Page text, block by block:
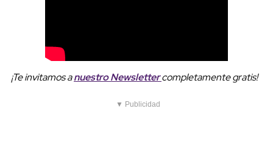
¡Te invitamos anuestro Newslettercompletamente gratis!
▼ Publicidad